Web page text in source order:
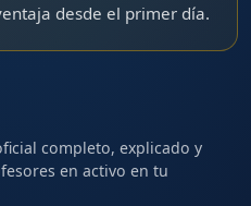
desde el primer día.
completo, explicado y
en activo en tu